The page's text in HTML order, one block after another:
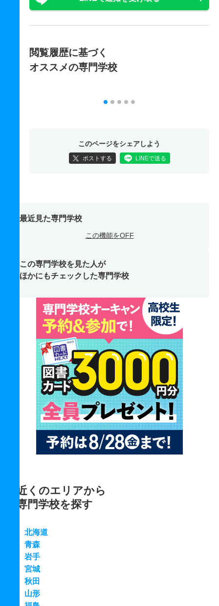
閲覧履歴に基づく
オススメの専門学校
このページをシェアしよう
ポストする LINEで送る
最近見た専門学校
この機能をOFF
この専門学校を見た人が
ほかにもチェックした専門学校
近くのエリアから
専門学校を探す
北海道
青森
岩手
宮城
秋田
山形